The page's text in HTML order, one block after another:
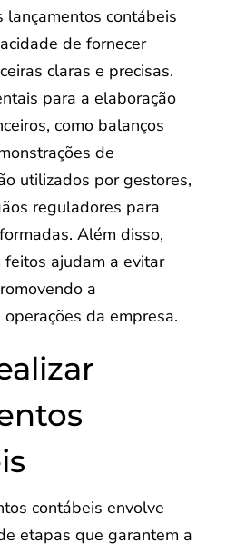
lançamentos contábeis
de fornecer
claras e precisas.
para a elaboração
como balanços
de
utilizados por gestores,
reguladores para
Além disso,
ajudam a evitar
a
da empresa.
contábeis envolve
etapas que garantem a